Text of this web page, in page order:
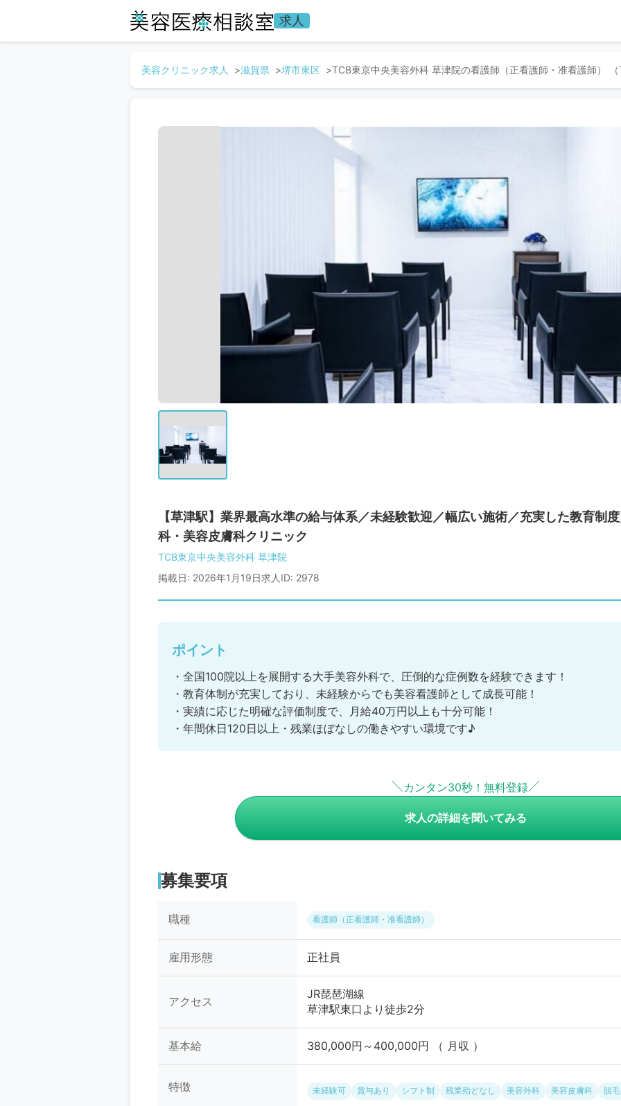
求人
美容クリニック求人 滋賀県 堺市東区 TCB東京中央美容外科 草津院の看護師（正看護師・准看護師）
【草津駅】業界最高水準の給与体系／未経験歓迎／幅広い施術／充実した教育制
科・美容皮膚科クリニック
TCB東京中央美容外科 草津院
掲載日: 2026年1月19日求人ID: 2978
ポイント
・全国100院以上を展開する大手美容外科で、圧倒的な症例数を経験できます！
・教育体制が充実しており、未経験からでも美容看護師として成長可能！
・実績に応じた明確な評価制度で、月給40万円以上も十分可能！
・年間休日120日以上・残業ほぼなしの働きやすい環境です♪
カンタン30秒！無料登録
求人の詳細を聞いてみる
募集要項
職種 看護師（正看護師・准看護師）
雇用形態 正社員
アクセス
JR琵琶湖線
草津駅東口より徒歩2分
基本給 380,000円～400,000円 （ 月収 ）
特徴 未経験可 賞与あり シフト制 残業殆どなし 美容外科 美容皮膚科 脱